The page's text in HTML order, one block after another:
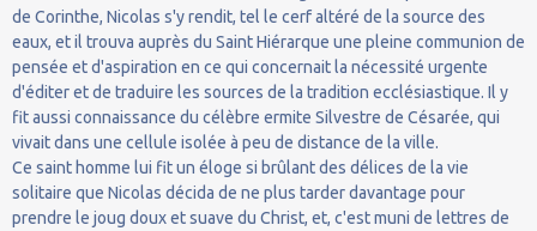
de Corinthe, Nicolas s'y rendit, tel le cerf altéré de la source des
eaux, et il trouva auprès du Saint Hiérarque une pleine communion de
pensée et d'aspiration en ce qui concernait la nécessité urgente
d'éditer et de traduire les sources de la tradition ecclésiastique. Il y
fit aussi connaissance du célèbre ermite Silvestre de Césarée, qui
vivait dans une cellule isolée à peu de distance de la ville.
Ce saint homme lui fit un éloge si brûlant des délices de la vie
solitaire que Nicolas décida de ne plus tarder davantage pour
prendre le joug doux et suave du Christ, et, c'est muni de lettres de